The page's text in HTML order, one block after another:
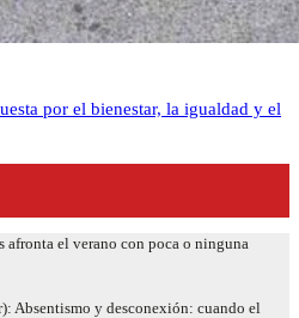
por el bienestar, la igualdad y el
afronta el verano con poca o ninguna
Absentismo y desconexión: cuando el